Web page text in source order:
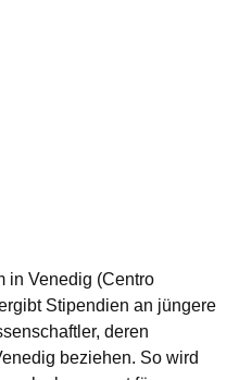
in Venedig (Centro
Stipendien an jüngere
deren
beziehen. So wird